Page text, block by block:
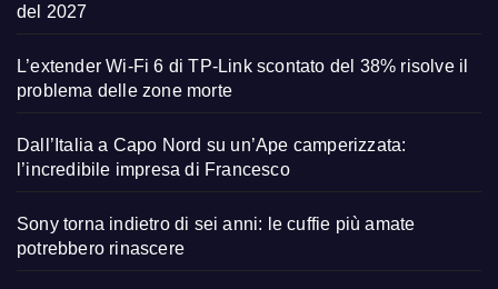
del 2027
L’extender Wi-Fi 6 di TP-Link scontato del 38% risolve il
problema delle zone morte
Dall’Italia a Capo Nord su un’Ape camperizzata:
l’incredibile impresa di Francesco
Sony torna indietro di sei anni: le cuffie più amate
potrebbero rinascere